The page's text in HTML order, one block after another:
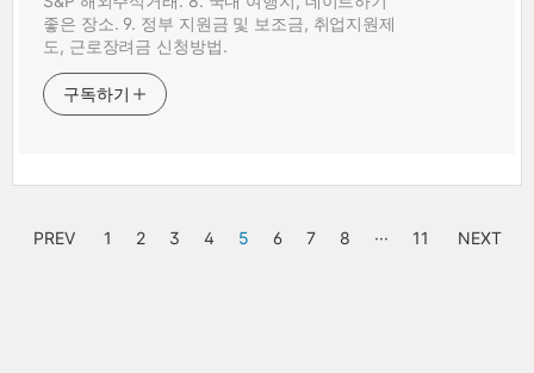
좋은 장소. 9. 정부 지원금 및 보조금, 취업지원제
도, 근로장려금 신청방법.
구독하기
PREV 1 2 3 4 5 6 7 8 ··· 11 NEXT